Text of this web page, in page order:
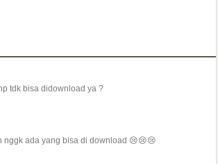
tdk bisa didownload ya ?
nggk ada yang bisa di download 😢😢😢